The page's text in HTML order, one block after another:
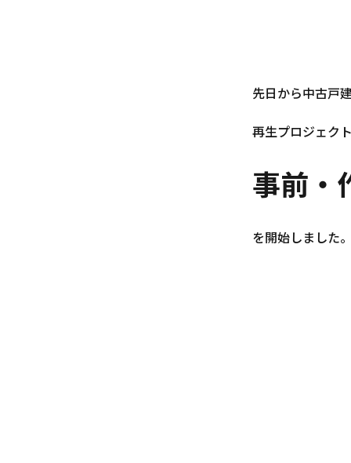
先日から中古戸
再生プロジェク
事前・
を開始しました